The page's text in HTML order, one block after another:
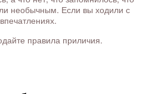
необычным. Если вы ходили с
правила приличия.